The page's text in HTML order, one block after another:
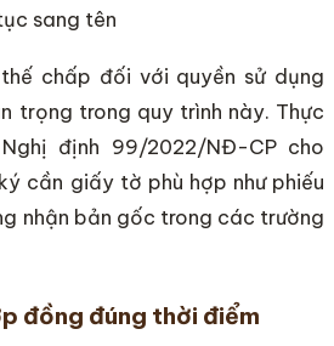
sang tên
chấp đối với quyền sử dụng
trọng trong quy trình này. Thực
định 99/2022/NĐ-CP cho
cần giấy tờ phù hợp như phiếu
nhận bản gốc trong các trường
đồng đúng thời điểm